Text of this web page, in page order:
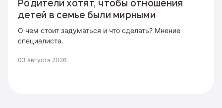
Родители хотят, чтобы отношения
детей в семье были мирными
О чем стоит задуматься и что сделать? Мнение
специалиста.
03 августа 2026